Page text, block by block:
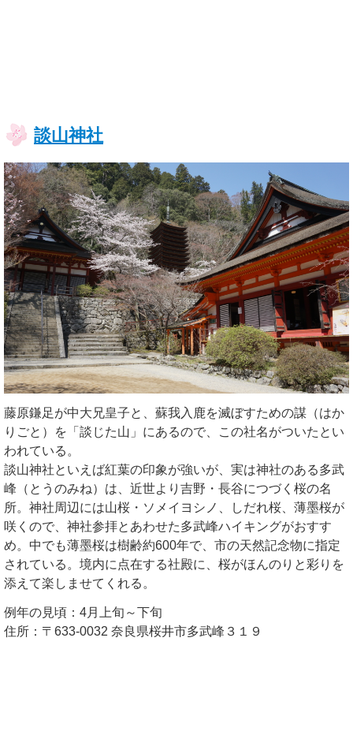
談山神社
藤原鎌足が中大兄皇子と、蘇我入鹿を滅ぼすための謀（はか
りごと）を「談じた山」にあるので、この社名がついたとい
われている。
談山神社といえば紅葉の印象が強いが、実は神社のある多武
峰（とうのみね）は、近世より吉野・長谷につづく桜の名
所。神社周辺には山桜・ソメイヨシノ、しだれ桜、薄墨桜が
咲くので、神社参拝とあわせた多武峰ハイキングがおすす
め。中でも薄墨桜は樹齢約600年で、市の天然記念物に指定
されている。境内に点在する社殿に、桜がほんのりと彩りを
添えて楽しませてくれる。
例年の見頃：4月上旬～下旬
住所：〒633-0032 奈良県桜井市多武峰３１９